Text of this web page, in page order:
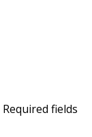
Required fields